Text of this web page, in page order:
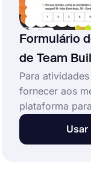
Formulário
de Team
Para
fornecer aos
plataforma
feedback é
este modelo de
Usar